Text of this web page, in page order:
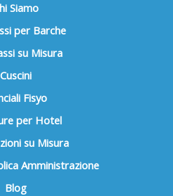
Siamo
per Barche
su Misura
Cuscini
Fisyo
per Hotel
su Misura
Amministrazione
Blog